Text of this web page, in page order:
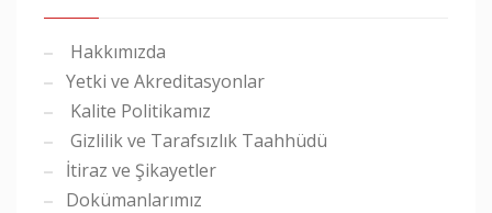
Hakkımızda
Yetki ve Akreditasyonlar
Kalite Politikamız
Gizlilik ve Tarafsızlık Taahhüdü
İtiraz ve Şikayetler
Dokümanlarımız